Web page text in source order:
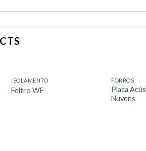
ISOLAMENTO
Feltro WF
FORROS
Placa
Nuvens